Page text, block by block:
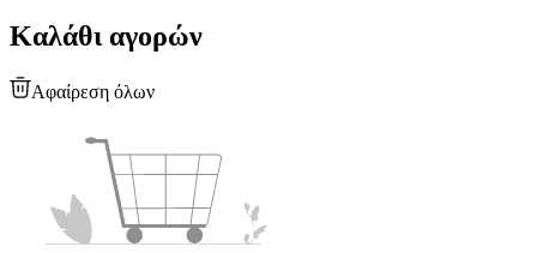
Καλάθι αγορών
Αφαίρεση όλων